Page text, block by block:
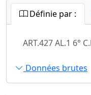
Définie par :
ART.427 AL.1 6°
Données brutes